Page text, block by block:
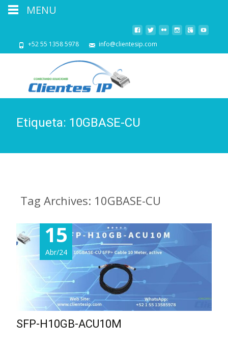
+52 55 1358 5978 info@clientesip.com
Etiqueta: 10GBASE-CU
Tag Archives: 10GBASE-CU
15
Abr/24
SFP-H10GB-ACU10M
MENU